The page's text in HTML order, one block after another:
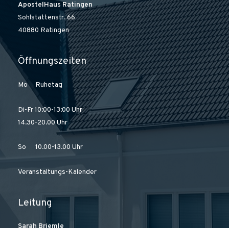
ApostelHaus Ratingen
Sohlstättenstr. 66
40880 Ratingen
Öffnungszeiten
Mo Ruhetag
Di-Fr 10:00-13:00 Uhr
14.30-20.00 Uhr
So 10.00-13.00 Uhr
Veranstaltungs-Kalender
Leitung